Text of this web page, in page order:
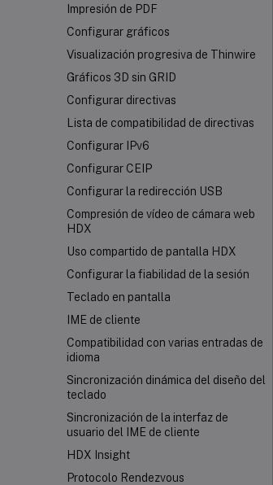
Impresión de PDF
Configurar gráficos
Visualización progresiva de Thinwire
Gráficos 3D sin GRID
Configurar directivas
Lista de compatibilidad de directivas
Configurar IPv6
Configurar CEIP
Configurar la redirección USB
Compresión de vídeo de cámara web
HDX
Uso compartido de pantalla HDX
Configurar la fiabilidad de la sesión
Teclado en pantalla
IME de cliente
Compatibilidad con varias entradas de
idioma
Sincronización dinámica del diseño del
teclado
Sincronización de la interfaz de
usuario del IME de cliente
HDX Insight
Protocolo Rendezvous